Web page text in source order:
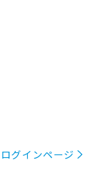
グインページ